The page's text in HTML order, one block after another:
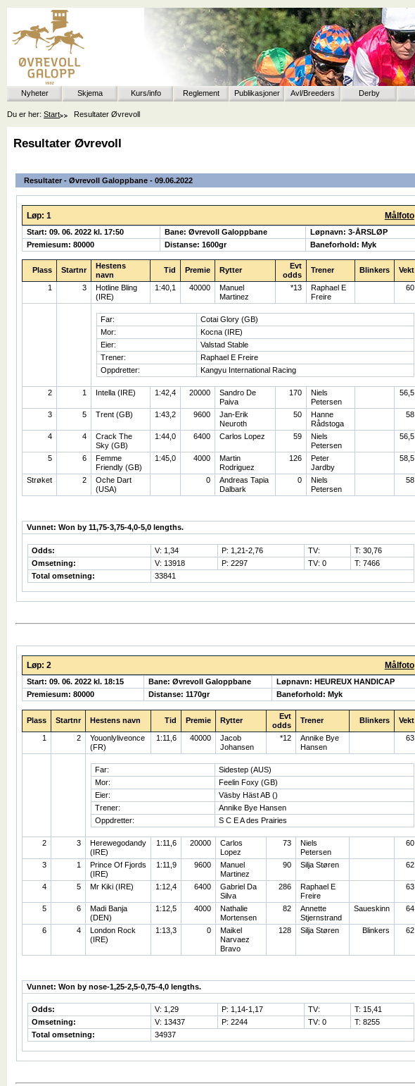
Nyheter Skjema Kurs/info Reglement Publikasjoner Avl/Breeders Derby
Du er her: Start Resultater Øvrevoll
Resultater Øvrevoll
Resultater - Øvrevoll Galoppbane - 09.06.2022
Løp: 1 Målfoto
Start: 09. 06. 2022 kl. 17:50 Bane: Øvrevoll Galoppbane
Løpnavn: 3-ÅRSLØP
Premiesum: 80000
Distanse: 1600gr Baneforhold: Myk
Plass Startnr
Hestens
navn
Tid Premie Rytter
Evt
odds
Trener Blinkers Vekt
1 3
Hotline Bling
(IRE)
1:40,1 40000
Manuel
Martinez
*13
Raphael E
Freire
60
Far:
Cotai Glory (GB)
Mor:
Kocna (IRE)
Eier:
Valstad Stable
Trener:
Raphael E Freire
Oppdretter:
Kangyu International Racing
2 1 Intella (IRE) 1:42,4 20000
Sandro De
Paiva
170
Niels
Petersen
56,5
3 5 Trent (GB) 1:43,2 9600
Jan-Erik
Neuroth
50
Hanne
Rådstoga
58
4 4
Crack The
Sky (GB)
1:44,0 6400 Carlos Lopez 59
Niels
Petersen
56,5
5 6
Femme
Friendly (GB)
1:45,0 4000
Martin
Rodriguez
126
Peter
Jardby
58,5
Strøket 2
Oche Dart
(USA)
0
Andreas Tapia
Dalbark
0
Niels
Petersen
58
Vunnet: Won by 11,75-3,75-4,0-5,0 lengths.
Odds: V: 1,34 P: 1,21-2,76 TV:
T: 30,76
Omsetning:
V: 13918 P: 2297 TV: 0
T: 7466
Total omsetning:
33841
Løp: 2 Målfoto
Start: 09. 06. 2022 kl. 18:15 Bane: Øvrevoll Galoppbane
Løpnavn: HEUREUX HANDICAP
Premiesum: 80000
Distanse: 1170gr Baneforhold: Myk
Plass Startnr Hestens navn Tid Premie Rytter
Evt
odds
Trener Blinkers Vekt
1 2
Youonlyliveonce
(FR)
1:11,6 40000
Jacob
Johansen
*12
Annike Bye
Hansen
63
Far:
Sidestep (AUS)
Mor:
Feelin Foxy (GB)
Eier:
Väsby Häst AB ()
Trener:
Annike Bye Hansen
Oppdretter:
S C E A des Prairies
2 3
Herewegodandy
(IRE)
1:11,6 20000
Carlos
Lopez
73
Niels
Petersen
60
3 1
Prince Of Fjords
(IRE)
1:11,9 9600
Manuel
Martinez
90 Silja Støren 62
4 5 Mr Kiki (IRE) 1:12,4 6400
Gabriel Da
Silva
286
Raphael E
Freire
63
5 6
Madi Banja
(DEN)
1:12,5 4000
Nathalie
Mortensen
82
Annette
Stjernstrand
Saueskinn 64
6 4
London Rock
(IRE)
1:13,3 0
Maikel
Narvaez
Bravo
128 Silja Støren Blinkers 62
Vunnet: Won by nose-1,25-2,5-0,75-4,0 lengths.
Odds: V: 1,29 P: 1,14-1,17 TV:
T: 15,41
Omsetning:
V: 13437 P: 2244 TV: 0
T: 8255
Total omsetning:
34937